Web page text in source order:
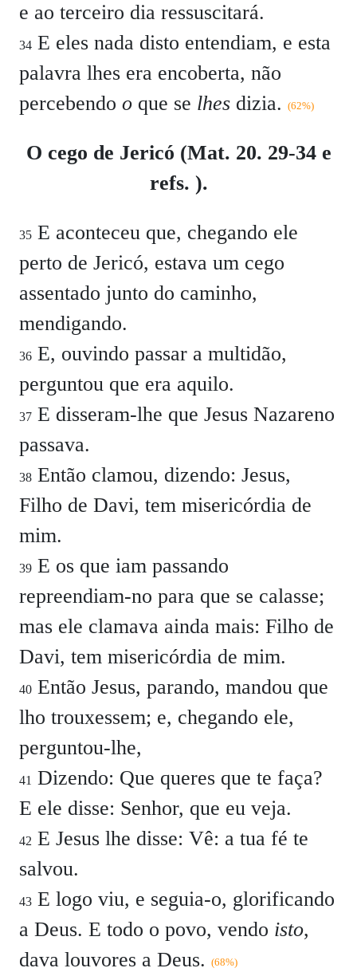
e ao terceiro dia ressuscitará.
34 E eles nada disto entendiam, e esta
palavra lhes era encoberta, não
percebendo o que se lhes dizia. (62%)
O cego de Jericó (Mat. 20. 29-34 e
refs. ).
35 E aconteceu que, chegando ele
perto de Jericó, estava um cego
assentado junto do caminho,
mendigando.
36 E, ouvindo passar a multidão,
perguntou que era aquilo.
37 E disseram-lhe que Jesus Nazareno
passava.
38 Então clamou, dizendo: Jesus,
Filho de Davi, tem misericórdia de
mim.
39 E os que iam passando
repreendiam-no para que se calasse;
mas ele clamava ainda mais: Filho de
Davi, tem misericórdia de mim.
40 Então Jesus, parando, mandou que
lho trouxessem; e, chegando ele,
perguntou-lhe,
41 Dizendo: Que queres que te faça?
E ele disse: Senhor, que eu veja.
42 E Jesus lhe disse: Vê: a tua fé te
salvou.
43 E logo viu, e seguia-o, glorificando
a Deus. E todo o povo, vendo isto,
dava louvores a Deus. (68%)